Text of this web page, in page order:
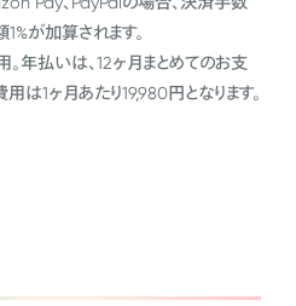
が加算されます。
年払いは、12ヶ月まとめてのお支
は1ヶ月あたり19,980円となります。